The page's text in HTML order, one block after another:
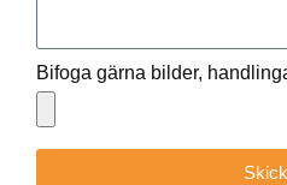
Bifoga gärna bilder,